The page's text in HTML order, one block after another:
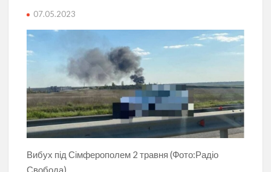
07.05.2023
Вибух під Сімферополем 2 травня (Фото:Радіо
Свобода)